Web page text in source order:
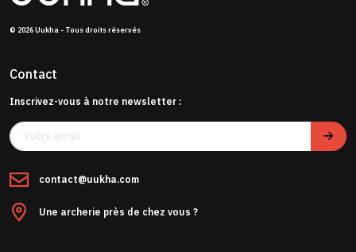
© 2026 Uukha - Tous droits réservés
Contact
Inscrivez-vous à notre newsletter :
contact@uukha.com
Une archerie près de chez vous ?